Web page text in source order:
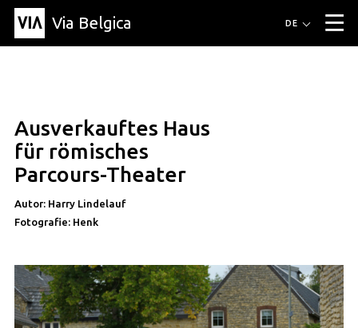
Via Belgica ▼
Artikel
Bildung
Rezept
Freunde
Über Via Belgica
Über Via Belgica
Forschung
Ausbildung
Freunde
Der Reiseführer
Organisation
DE
Ausverkauftes Haus
für römisches
Parcours-Theater
Autor: Harry Lindelauf
Fotografie: Henk